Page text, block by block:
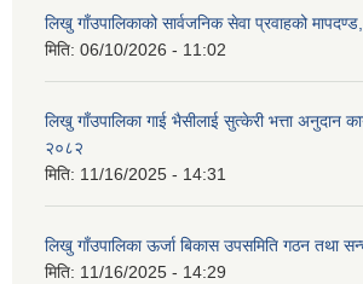
लिखु गाँउपालिकाको सार्वजनिक सेवा प्रवाहको
मिति: 06/10/2026 - 11:02
लिखु गाँउपालिका गाई भैसीलाई सुत्केरी भत्ता अनुदान
२०८२
मिति: 11/16/2025 - 14:31
लिखु गाँउपालिका ऊर्जा बिकास उपसमिति गठन तथा
मिति: 11/16/2025 - 14:29